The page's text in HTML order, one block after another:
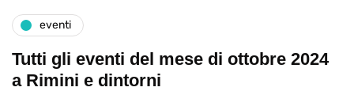
eventi
Tutti gli eventi del mese di ottobre 2024
a Rimini e dintorni